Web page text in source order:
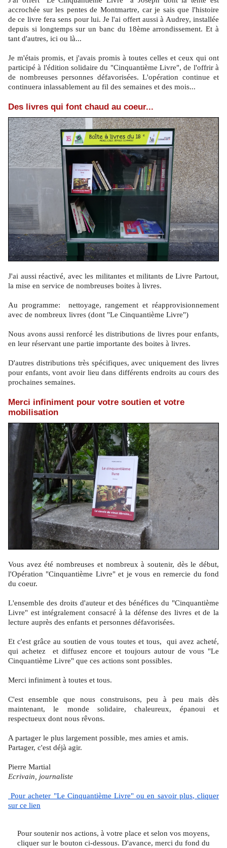
accrochée sur les pentes de Montmartre, car je sais que l'histoire
de ce livre fera sens pour lui. Je l'ai offert aussi à Audrey, installée
depuis si longtemps sur un banc du 18ème arrondissement. Et à
tant d'autres, ici ou là...
Je m'étais promis, et j'avais promis à toutes celles et ceux qui ont
participé à l'édition solidaire du "Cinquantième Livre", de l'offrir à
de nombreuses personnes défavorisées. L'opération continue et
continuera inlassablement au fil des semaines et des mois...
Des livres qui font chaud au coeur...
J'ai aussi réactivé, avec les militantes et militants de Livre Partout,
la mise en service de nombreuses boites à livres.
Au programme: nettoyage, rangement et réapprovisionnement
avec de nombreux livres (dont "Le Cinquantième Livre")
Nous avons aussi renforcé les distributions de livres pour enfants,
en leur réservant une partie importante des boites à livres.
D'autres distributions très spécifiques, avec uniquement des livres
pour enfants, vont avoir lieu dans différents endroits au cours des
prochaines semaines.
Merci infiniment pour votre soutien et votre
mobilisation
Vous avez été nombreuses et nombreux à soutenir, dès le début,
l'Opération "Cinquantième Livre" et je vous en remercie du fond
du coeur.
L'ensemble des droits d'auteur et des bénéfices du "Cinquantième
Livre" est intégralement consacré à la défense des livres et de la
lecture auprès des enfants et personnes défavorisées.
Et c'est grâce au soutien de vous toutes et tous, qui avez acheté,
qui achetez et diffusez encore et toujours autour de vous "Le
Cinquantième Livre" que ces actions sont possibles.
Merci infiniment à toutes et tous.
C'est ensemble que nous construisons, peu à peu mais dès
maintenant, le monde solidaire, chaleureux, épanoui et
respectueux dont nous rêvons.
A partager le plus largement possible, mes amies et amis.
Partager, c'est déjà agir.
Pierre Martial
Ecrivain, journaliste
Pour acheter "Le Cinquantième Livre" ou en savoir plus, cliquer
sur ce lien
Pour soutenir nos actions, à votre place et selon vos moyens,
cliquer sur le bouton ci-dessous. D'avance, merci du fond du